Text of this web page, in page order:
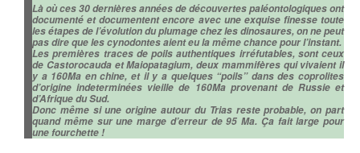
Là où ces 30 dernières années de découvertes paléontologiques ont
documenté et documentent encore avec une exquise finesse toute
les étapes de l’évolution du plumage chez les dinosaures, on ne peut
pas dire que les cynodontes aient eu la même chance pour l’instant.
Les premières traces de poils authentiques irréfutables, sont ceux
de Castorocauda et Maiopatagium, deux mammifères qui vivaient il
y a 160Ma en chine, et il y a quelques “poils” dans des coprolites
d’origine indeterminées vieille de 160Ma provenant de Russie et
d’Afrique du Sud.
Donc même si une origine autour du Trias reste probable, on part
quand même sur une marge d’erreur de 95 Ma. Ça fait large pour
une fourchette !